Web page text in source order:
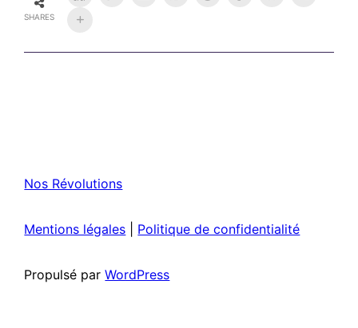
SHARES
Nos Révolutions
Mentions légales Politique de confidentialité
Propulsé parWordPress